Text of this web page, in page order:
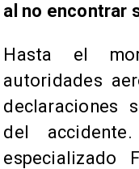
al no encontrar
Hasta el
autoridades
declaraciones
del
especializado